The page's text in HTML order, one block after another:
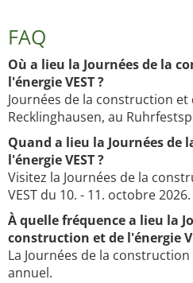
FAQ
Où a lieu la Journées de la
l'énergie VEST ?
Journées de la construction et
Recklinghausen, au
Quand a lieu la Journées de
l'énergie VEST ?
Visitez la Journées de la
VEST du 10. - 11. octobre 2026.
À quelle fréquence a lieu la
construction et de l'énergie
La Journées de la
annuel.